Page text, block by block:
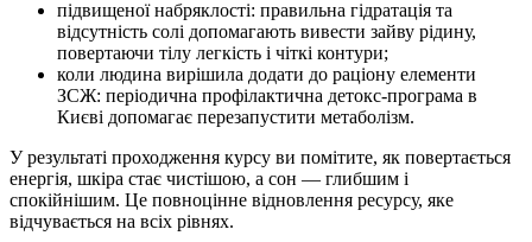
підвищеної набряклості: правильна гідратація та
відсутність солі допомагають вивести зайву рідину,
повертаючи тілу легкість і чіткі контури;
коли людина вирішила додати до раціону елементи
ЗСЖ: періодична профілактична детокс-програма в
Києві допомагає перезапустити метаболізм.
У результаті проходження курсу ви помітите, як повертається
енергія, шкіра стає чистішою, а сон — глибшим і
спокійнішим. Це повноцінне відновлення ресурсу, яке
відчувається на всіх рівнях.